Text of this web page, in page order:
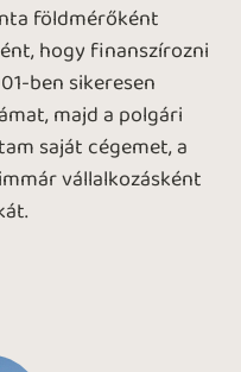
földmérőként
hogy finanszírozni
ben sikeresen
majd a polgári
saját cégemet, a
vállalkozásként